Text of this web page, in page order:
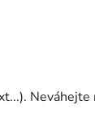
Neváhejte